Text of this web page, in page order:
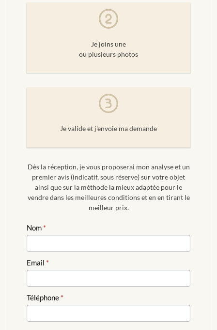
Je joins une
ou plusieurs photos
Je valide et j'envoie ma demande
Dès la réception, je vous proposerai mon analyse et un
premier avis (indicatif, sous réserve) sur votre objet
ainsi que sur la méthode la mieux adaptée pour le
vendre dans les meilleures conditions et en en tirant le
meilleur prix.
ESTIMATION
GRATUITE
Nom*
Email *
Téléphone*